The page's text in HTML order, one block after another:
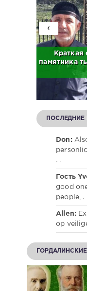
Краткая
памятника
‹
ПОСЛЕДНИЕ
Don:
. .
Гость
good
people, .
Allen:
op